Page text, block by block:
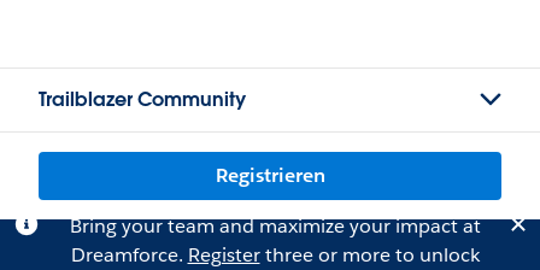
Trailblazer Community
Registrieren
Bring your team and maximize your impact at
Dreamforce. Registerthree or more to unlock